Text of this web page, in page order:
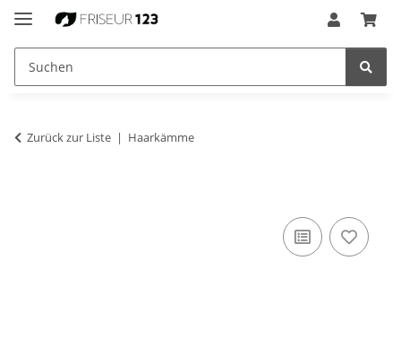
Zurück zur Liste Haarkämme